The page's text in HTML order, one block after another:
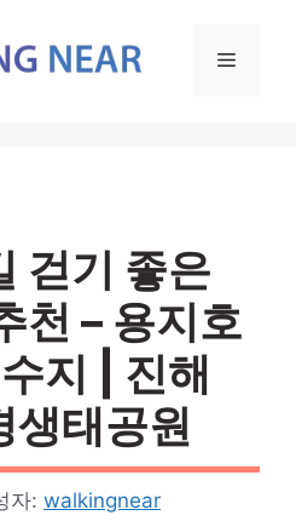
메
걷기 좋은
천 – 용지호
지 | 진해
생태공원
자: walkingnear